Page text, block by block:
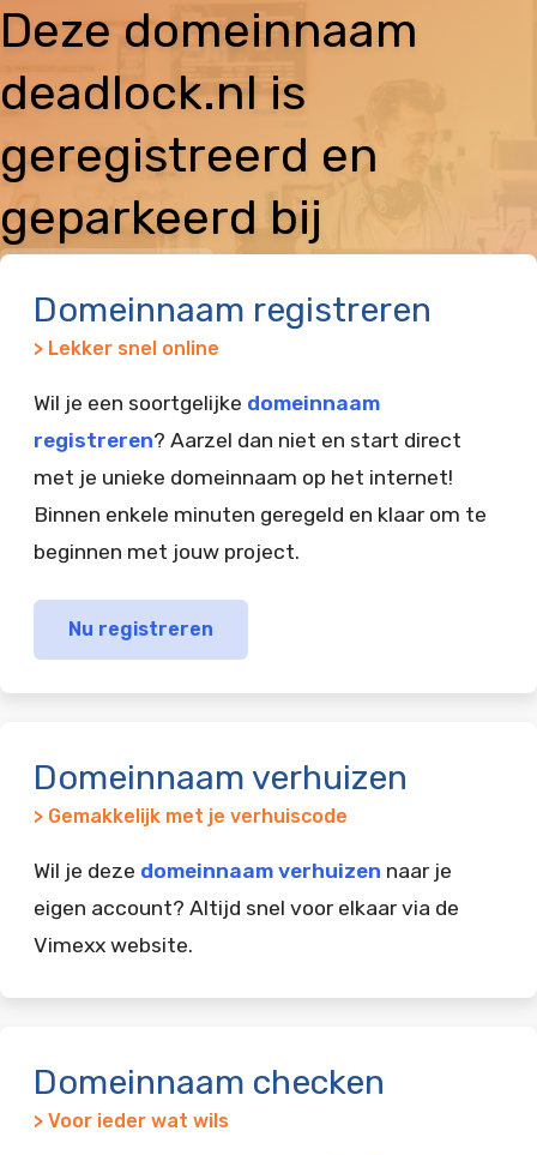
Deze domeinnaam
deadlock.nl is
geregistreerd en
geparkeerd bij
Domeinnaam registreren
> Lekker snel online
Wil je een soortgelijke domeinnaam
registreren? Aarzel dan niet en start direct
met je unieke domeinnaam op het internet!
Binnen enkele minuten geregeld en klaar om te
beginnen met jouw project.
Nu registreren
Domeinnaam verhuizen
> Gemakkelijk met je verhuiscode
Wil je deze domeinnaam verhuizen naar je
eigen account? Altijd snel voor elkaar via de
Vimexx website.
Domeinnaam checken
> Voor ieder wat wils